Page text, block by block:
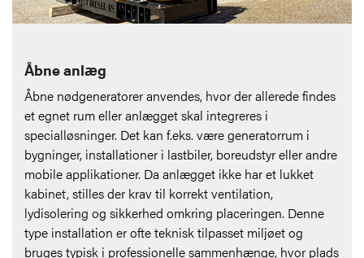
Åbne anlæg
Åbne nødgeneratorer anvendes, hvor der allerede findes
et egnet rum eller anlægget skal integreres i
specialløsninger. Det kan f.eks. være generatorrum i
bygninger, installationer i lastbiler, boreudstyr eller andre
mobile applikationer. Da anlægget ikke har et lukket
kabinet, stilles der krav til korrekt ventilation,
lydisolering og sikkerhed omkring placeringen. Denne
type installation er ofte teknisk tilpasset miljøet og
bruges typisk i professionelle sammenhænge, hvor plads